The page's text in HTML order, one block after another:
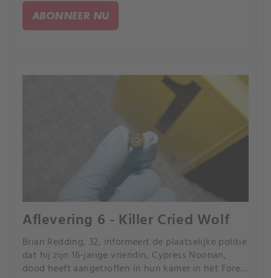
lijken van twee mannen in de kofferbak ontdekken.
ABONNEER NU
Aflevering 6 - Killer Cried Wolf
Brian Redding, 32, informeert de plaatselijke politie
dat hij zijn 16-jarige vriendin, Cypress Noonan,
dood heeft aangetroffen in hun kamer in het Forest